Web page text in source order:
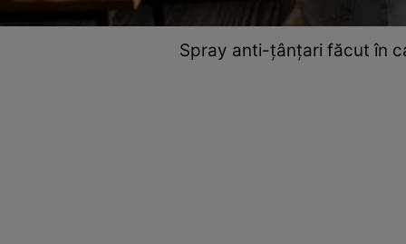
Spray anti-țânțari făcut în